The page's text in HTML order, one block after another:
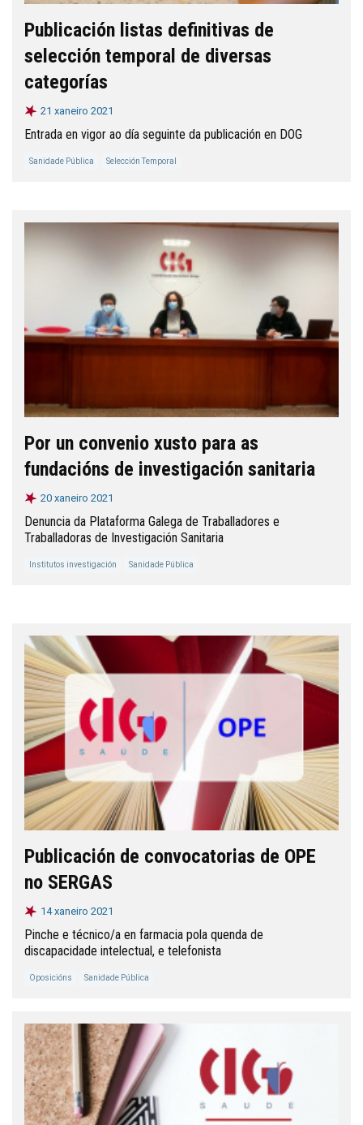
Publicación listas definitivas de
selección temporal de diversas
categorías
21 xaneiro 2021
Entrada en vigor ao día seguinte da publicación en DOG
Sanidade Pública Selección Temporal
Por un convenio xusto para as
fundacións de investigación sanitaria
20 xaneiro 2021
Denuncia da Plataforma Galega de Traballadores e
Traballadoras de Investigación Sanitaria
Institutos investigación Sanidade Pública
Publicación de convocatorias de OPE
no SERGAS
14 xaneiro 2021
Pinche e técnico/a en farmacia pola quenda de
discapacidade intelectual, e telefonista
Oposicións Sanidade Pública